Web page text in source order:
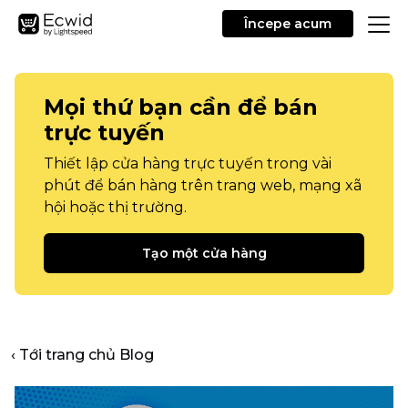
Începe acum
Mọi thứ bạn cần để bán
trực tuyến
Thiết lập cửa hàng trực tuyến trong vài
phút để bán hàng trên trang web, mạng xã
hội hoặc thị trường.
Tạo một cửa hàng
‹ Tới trang chủ Blog